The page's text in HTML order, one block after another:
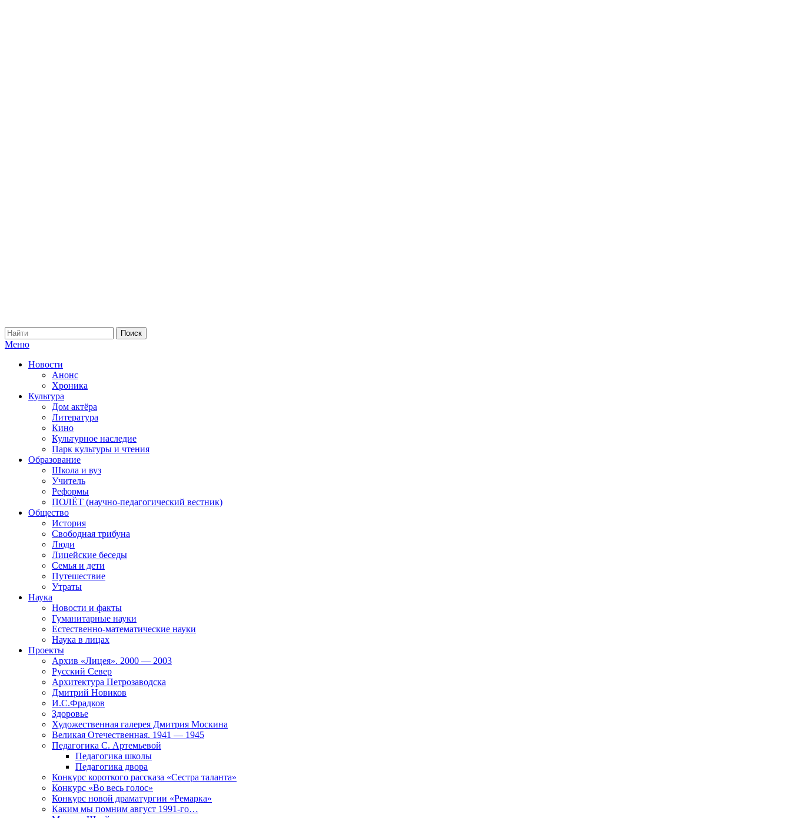
Меню
Новости
Анонс
Хроника
Культура
Дом актёра
Литература
Кино
Культурное наследие
Парк культуры и чтения
Образование
Школа и вуз
Учитель
Реформы
ПОЛЁТ (научно-педагогический вестник)
Общество
История
Свободная трибуна
Люди
Лицейские беседы
Семья и дети
Путешествие
Утраты
Наука
Новости и факты
Гуманитарные науки
Естественно-математические науки
Наука в лицах
Проекты
Архив «Лицея». 2000 — 2003
Русский Север
Архитектура Петрозаводска
Дмитрий Новиков
И.С.Фрадков
Здоровье
Художественная галерея Дмитрия Москина
Великая Отечественная. 1941 — 1945
Педагогика С. Артемьевой
Педагогика школы
Педагогика двора
Конкурс короткого рассказа «Сестра таланта»
Конкурс «Во весь голос»
Конкурс новой драматургии «Ремарка»
Каким мы помним август 1991-го…